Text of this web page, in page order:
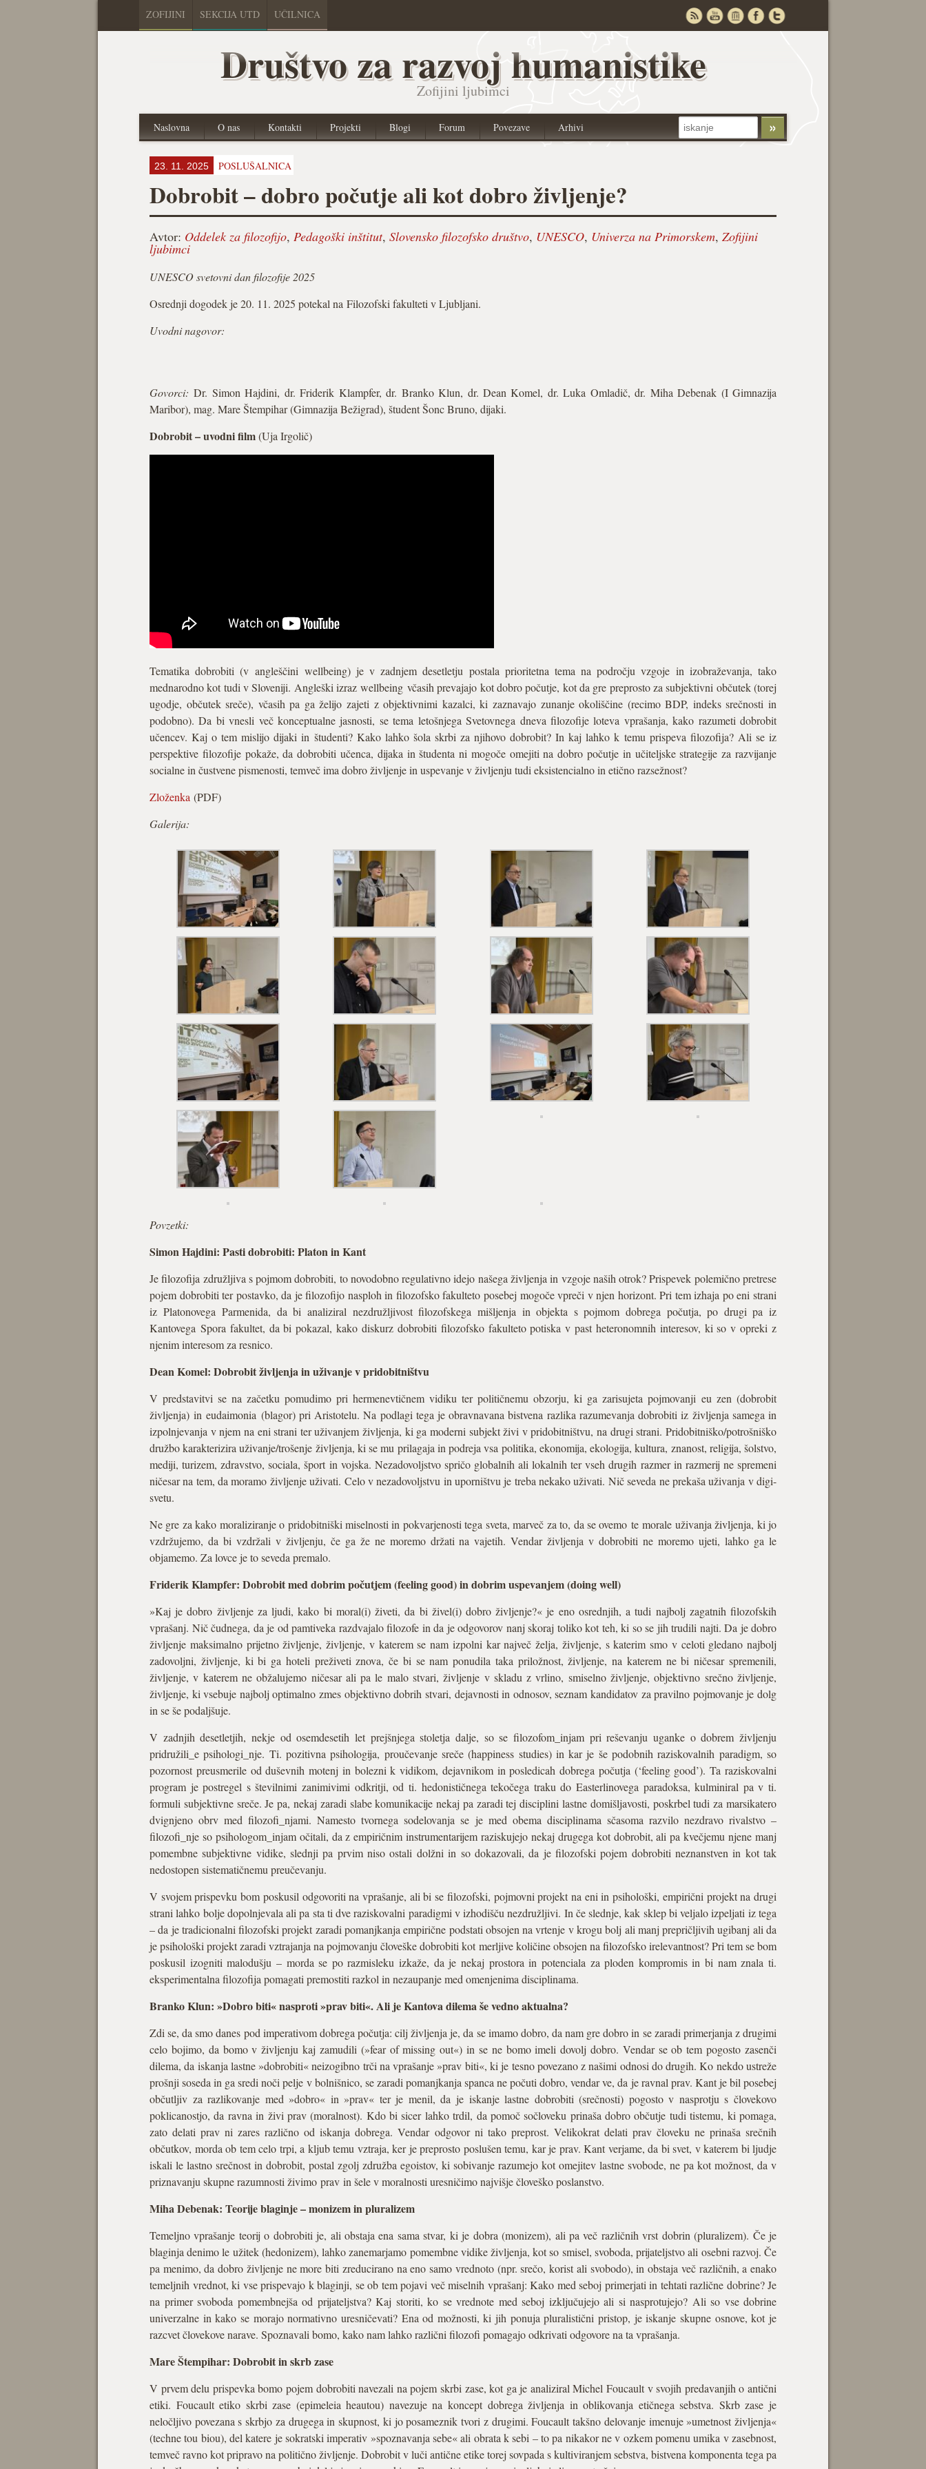
ZOFIJINI SEKCIJA UTD UČILNICA
Društvo za razvoj humanistike
Zofijini ljubimci
Naslovna O nas Kontakti Projekti Blogi Forum Povezave Arhivi
23. 11. 2025 POSLUŠALNICA
Dobrobit – dobro počutje ali kot dobro življenje?
Avtor: Oddelek za filozofijo, Pedagoški inštitut, Slovensko filozofsko društvo, UNESCO, Univerza na Primorskem, Zofijini
ljubimci
UNESCO svetovni dan filozofije 2025
Osrednji dogodek je 20. 11. 2025 potekal na Filozofski fakulteti v Ljubljani.
Uvodni nagovor:
Govorci: Dr. Simon Hajdini, dr. Friderik Klampfer, dr. Branko Klun, dr. Dean Komel, dr. Luka Omladič, dr. Miha Debenak (I Gimnazija
Maribor), mag. Mare Štempihar (Gimnazija Bežigrad), študent Šonc Bruno, dijaki.
Dobrobit – uvodni film(Uja Irgolič)
Tematika dobrobiti (v angleščini wellbeing) je v zadnjem desetletju postala prioritetna tema na področju vzgoje in izobraževanja, tako
mednarodno kot tudi v Sloveniji. Angleški izraz wellbeing včasih prevajajo kot dobro počutje, kot da gre preprosto za subjektivni občutek (torej
ugodje, občutek sreče), včasih pa ga želijo zajeti z objektivnimi kazalci, ki zaznavajo zunanje okoliščine (recimo BDP, indeks srečnosti in
podobno). Da bi vnesli več konceptualne jasnosti, se tema letošnjega Svetovnega dneva filozofije loteva vprašanja, kako razumeti dobrobit
učencev. Kaj o tem mislijo dijaki in študenti? Kako lahko šola skrbi za njihovo dobrobit? In kaj lahko k temu prispeva filozofija? Ali se iz
perspektive filozofije pokaže, da dobrobiti učenca, dijaka in študenta ni mogoče omejiti na dobro počutje in učiteljske strategije za razvijanje
socialne in čustvene pismenosti, temveč ima dobro življenje in uspevanje v življenju tudi eksistencialno in etično razsežnost?
Zloženka (PDF)
Galerija:
Povzetki:
Simon Hajdini: Pasti dobrobiti: Platon in Kant
Je filozofija združljiva s pojmom dobrobiti, to novodobno regulativno idejo našega življenja in vzgoje naših otrok? Prispevek polemično pretrese
pojem dobrobiti ter postavko, da je filozofijo nasploh in filozofsko fakulteto posebej mogoče vpreči v njen horizont. Pri tem izhaja po eni strani
iz Platonovega Parmenida, da bi analiziral nezdružljivost filozofskega mišljenja in objekta s pojmom dobrega počutja, po drugi pa iz
Kantovega Spora fakultet, da bi pokazal, kako diskurz dobrobiti filozofsko fakulteto potiska v past heteronomnih interesov, ki so v opreki z
njenim interesom za resnico.
Dean Komel: Dobrobit življenja in uživanje v pridobitništvu
V predstavitvi se na začetku pomudimo pri hermenevtičnem vidiku ter političnemu obzorju, ki ga zarisujeta pojmovanji eu zen (dobrobit
življenja) in eudaimonia (blagor) pri Aristotelu. Na podlagi tega je obravnavana bistvena razlika razumevanja dobrobiti iz življenja samega in
izpolnjevanja v njem na eni strani ter uživanjem življenja, ki ga moderni subjekt živi v pridobitništvu, na drugi strani. Pridobitniško/potrošniško
družbo karakterizira uživanje/trošenje življenja, ki se mu prilagaja in podreja vsa politika, ekonomija, ekologija, kultura, znanost, religija, šolstvo,
mediji, turizem, zdravstvo, sociala, šport in vojska. Nezadovoljstvo spričo globalnih ali lokalnih ter vseh drugih razmer in razmerij ne spremeni
ničesar na tem, da moramo življenje uživati. Celo v nezadovoljstvu in uporništvu je treba nekako uživati. Nič seveda ne prekaša uživanja v digi-
svetu.
Ne gre za kako moraliziranje o pridobitniški miselnosti in pokvarjenosti tega sveta, marveč za to, da se ovemo te morale uživanja življenja, ki jo
vzdržujemo, da bi vzdržali v življenju, če ga že ne moremo držati na vajetih. Vendar življenja v dobrobiti ne moremo ujeti, lahko ga le
objamemo. Za lovce je to seveda premalo.
Friderik Klampfer: Dobrobit med dobrim počutjem (feeling good) in dobrim uspevanjem (doing well)
»Kaj je dobro življenje za ljudi, kako bi moral(i) živeti, da bi živel(i) dobro življenje?« je eno osrednjih, a tudi najbolj zagatnih filozofskih
vprašanj. Nič čudnega, da je od pamtiveka razdvajalo filozofe in da je odgovorov nanj skoraj toliko kot teh, ki so se jih trudili najti. Da je dobro
življenje maksimalno prijetno življenje, življenje, v katerem se nam izpolni kar največ želja, življenje, s katerim smo v celoti gledano najbolj
zadovoljni, življenje, ki bi ga hoteli preživeti znova, če bi se nam ponudila taka priložnost, življenje, na katerem ne bi ničesar spremenili,
življenje, v katerem ne obžalujemo ničesar ali pa le malo stvari, življenje v skladu z vrlino, smiselno življenje, objektivno srečno življenje,
življenje, ki vsebuje najbolj optimalno zmes objektivno dobrih stvari, dejavnosti in odnosov, seznam kandidatov za pravilno pojmovanje je dolg
in se še podaljšuje.
V zadnjih desetletjih, nekje od osemdesetih let prejšnjega stoletja dalje, so se filozofom_injam pri reševanju uganke o dobrem življenju
pridružili_e psihologi_nje. Ti. pozitivna psihologija, proučevanje sreče (happiness studies) in kar je še podobnih raziskovalnih paradigm, so
pozornost preusmerile od duševnih motenj in bolezni k vidikom, dejavnikom in posledicah dobrega počutja (‘feeling good’). Ta raziskovalni
program je postregel s številnimi zanimivimi odkritji, od ti. hedonističnega tekočega traku do Easterlinovega paradoksa, kulminiral pa v ti.
formuli subjektivne sreče. Je pa, nekaj zaradi slabe komunikacije nekaj pa zaradi tej disciplini lastne domišljavosti, poskrbel tudi za marsikatero
dvignjeno obrv med filozofi_njami. Namesto tvornega sodelovanja se je med obema disciplinama sčasoma razvilo nezdravo rivalstvo –
filozofi_nje so psihologom_injam očitali, da z empiričnim instrumentarijem raziskujejo nekaj drugega kot dobrobit, ali pa kvečjemu njene manj
pomembne subjektivne vidike, slednji pa prvim niso ostali dolžni in so dokazovali, da je filozofski pojem dobrobiti neznanstven in kot tak
nedostopen sistematičnemu preučevanju.
V svojem prispevku bom poskusil odgovoriti na vprašanje, ali bi se filozofski, pojmovni projekt na eni in psihološki, empirični projekt na drugi
strani lahko bolje dopolnjevala ali pa sta ti dve raziskovalni paradigmi v izhodišču nezdružljivi. In če slednje, kak sklep bi veljalo izpeljati iz tega
– da je tradicionalni filozofski projekt zaradi pomanjkanja empirične podstati obsojen na vrtenje v krogu bolj ali manj prepričljivih ugibanj ali da
je psihološki projekt zaradi vztrajanja na pojmovanju človeške dobrobiti kot merljive količine obsojen na filozofsko irelevantnost? Pri tem se bom
poskusil izogniti malodušju – morda se po razmisleku izkaže, da je nekaj prostora in potenciala za ploden kompromis in bi nam znala ti.
eksperimentalna filozofija pomagati premostiti razkol in nezaupanje med omenjenima disciplinama.
Branko Klun: »Dobro biti« nasproti »prav biti«. Ali je Kantova dilema še vedno aktualna?
Zdi se, da smo danes pod imperativom dobrega počutja: cilj življenja je, da se imamo dobro, da nam gre dobro in se zaradi primerjanja z drugimi
celo bojimo, da bomo v življenju kaj zamudili (»fear of missing out«) in se ne bomo imeli dovolj dobro. Vendar se ob tem pogosto zasenči
dilema, da iskanja lastne »dobrobiti« neizogibno trči na vprašanje »prav biti«, ki je tesno povezano z našimi odnosi do drugih. Ko nekdo ustreže
prošnji soseda in ga sredi noči pelje v bolnišnico, se zaradi pomanjkanja spanca ne počuti dobro, vendar ve, da je ravnal prav. Kant je bil posebej
občutljiv za razlikovanje med »dobro« in »prav« ter je menil, da je iskanje lastne dobrobiti (srečnosti) pogosto v nasprotju s človekovo
poklicanostjo, da ravna in živi prav (moralnost). Kdo bi sicer lahko trdil, da pomoč sočloveku prinaša dobro občutje tudi tistemu, ki pomaga,
zato delati prav ni zares različno od iskanja dobrega. Vendar odgovor ni tako preprost. Velikokrat delati prav človeku ne prinaša srečnih
občutkov, morda ob tem celo trpi, a kljub temu vztraja, ker je preprosto poslušen temu, kar je prav. Kant verjame, da bi svet, v katerem bi ljudje
iskali le lastno srečnost in dobrobit, postal zgolj združba egoistov, ki sobivanje razumejo kot omejitev lastne svobode, ne pa kot možnost, da v
priznavanju skupne razumnosti živimo prav in šele v moralnosti uresničimo najvišje človeško poslanstvo.
Miha Debenak: Teorije blaginje – monizem in pluralizem
Temeljno vprašanje teorij o dobrobiti je, ali obstaja ena sama stvar, ki je dobra (monizem), ali pa več različnih vrst dobrin (pluralizem). Če je
blaginja denimo le užitek (hedonizem), lahko zanemarjamo pomembne vidike življenja, kot so smisel, svoboda, prijateljstvo ali osebni razvoj. Če
pa menimo, da dobro življenje ne more biti zreducirano na eno samo vrednoto (npr. srečo, korist ali svobodo), in obstaja več različnih, a enako
temeljnih vrednot, ki vse prispevajo k blaginji, se ob tem pojavi več miselnih vprašanj: Kako med seboj primerjati in tehtati različne dobrine? Je
na primer svoboda pomembnejša od prijateljstva? Kaj storiti, ko se vrednote med seboj izključujejo ali si nasprotujejo? Ali so vse dobrine
univerzalne in kako se morajo normativno uresničevati? Ena od možnosti, ki jih ponuja pluralistični pristop, je iskanje skupne osnove, kot je
razcvet človekove narave. Spoznavali bomo, kako nam lahko različni filozofi pomagajo odkrivati odgovore na ta vprašanja.
Mare Štempihar: Dobrobit in skrb zase
V prvem delu prispevka bomo pojem dobrobiti navezali na pojem skrbi zase, kot ga je analiziral Michel Foucault v svojih predavanjih o antični
etiki. Foucault etiko skrbi zase (epimeleia heautou) navezuje na koncept dobrega življenja in oblikovanja etičnega sebstva. Skrb zase je
neločljivo povezana s skrbjo za drugega in skupnost, ki jo posameznik tvori z drugimi. Foucault takšno delovanje imenuje »umetnost življenja«
(techne tou biou), del katere je sokratski imperativ »spoznavanja sebe« ali obrata k sebi – to pa nikakor ne v ozkem pomenu umika v zasebnost,
temveč ravno kot pripravo na politično življenje. Dobrobit v luči antične etike torej sovpada s kultiviranjem sebstva, bistvena komponenta tega pa